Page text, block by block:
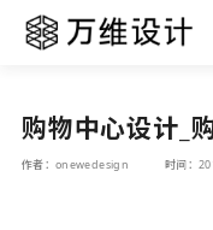
购物中心设计_
作者：onewedesign 时间：